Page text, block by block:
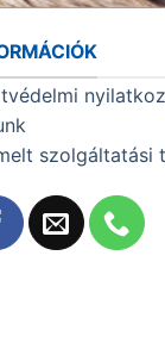
szolgáltatási